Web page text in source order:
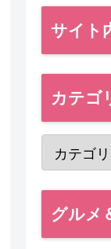
サイト
カテゴ
グルメ